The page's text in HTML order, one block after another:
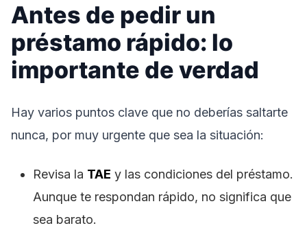
Antes de pedir un
préstamo rápido: lo
importante de verdad
Hay varios puntos clave que no deberías saltarte
nunca, por muy urgente que sea la situación:
Revisa la TAE y las condiciones del préstamo.
Aunque te respondan rápido, no significa que
sea barato.